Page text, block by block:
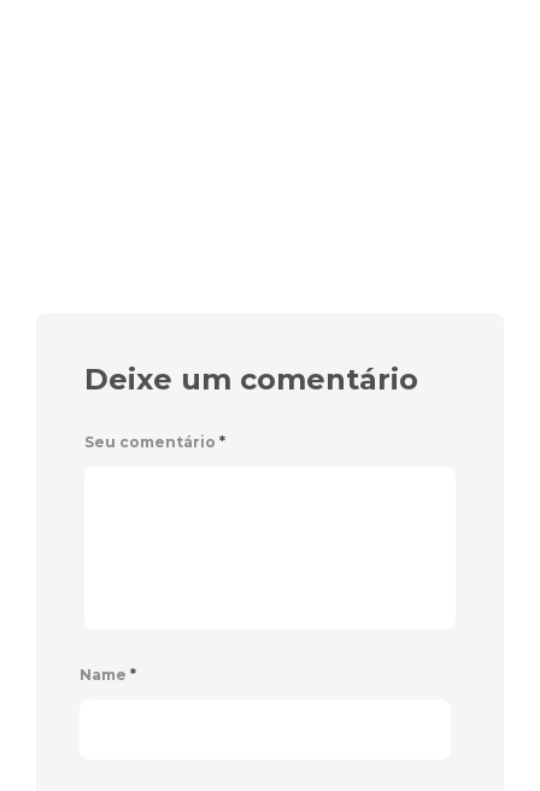
Deixe um comentário
Seu comentário *
Name *